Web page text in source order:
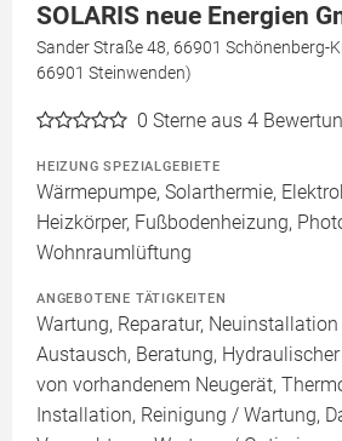
SOLARIS neue Energien
Sander Straße 48, 66901 Schönenberg-
66901 Steinwenden)
0 Sterne aus 4
HEIZUNG SPEZIALGEBIETE
Wärmepumpe, Solarthermie,
Heizkörper, Fußbodenheizung,
Wohnraumlüftung
ANGEBOTENE TÄTIGKEITEN
Wartung, Reparatur,
Austausch, Beratung,
von vorhandenem Neugerät,
Installation, Reinigung / Wartung,